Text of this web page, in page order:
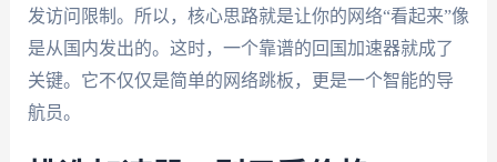
发访问限制。所以，核心思路就是让你的网络“看起来”像
是从国内发出的。这时，一个靠谱的回国加速器就成了
关键。它不仅仅是简单的网络跳板，更是一个智能的导
航员。